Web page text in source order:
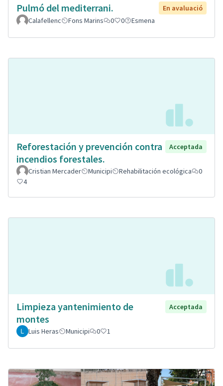
Pulmó del mediterrani.
En avaluació
Calafellenc
Fons Marins 0 0 Esmena
Reforestación y prevención contra
incendios forestales.
Acceptada
Cristian Mercader Municipi Rehabilitación ecológica
0
4
Limpieza yantenimiento de
montes
Acceptada
Luis Heras Municipi 0 1